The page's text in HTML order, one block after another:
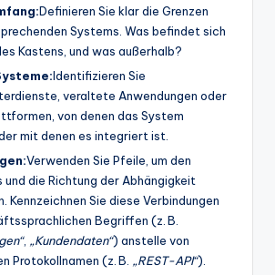
Definieren Sie klar die Grenzen
Systems. Was befindet sich
Kastens, und was außerhalb?
Identifizieren Sie
veraltete Anwendungen oder
von denen das System
mit denen es integriert ist.
Verwenden Sie Pfeile, um den
die Richtung der Abhängigkeit
Kennzeichnen Sie diese Verbindungen
Begriffen (z. B.
, „Kundendaten“) anstelle von
Protokollnamen (z. B. „REST-API“).